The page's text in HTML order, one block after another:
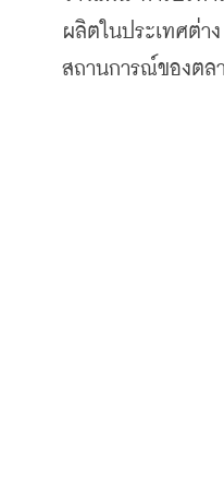
ผลิตในประเทศต่า
สถานการณ์ของตล